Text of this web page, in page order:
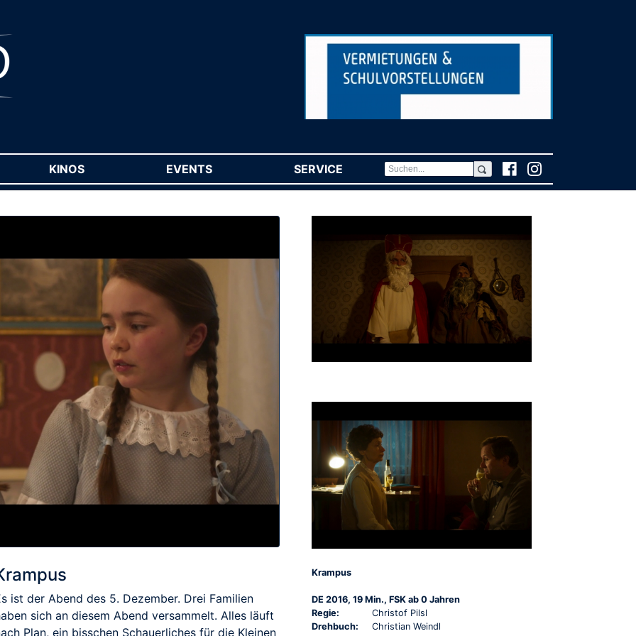
KINOS EVENTS SERVICE (CURRENT)
ist der Abend des 5. Dezember. Drei Familien
sich an diesem Abend versammelt. Alles läuft
Plan, ein bisschen Schauerliches für die Kleinen
Krampus
DE 2016, 19 Min., FSK ab 0 Jahren
Regie:
Christof Pilsl
Drehbuch:
Christian Weindl